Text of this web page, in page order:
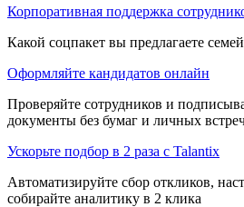
Корпоративная поддержка
Какой соцпакет вы предлагаете
Оформляйте кандидатов онлайн
Проверяйте сотрудников и
документы без бумаг и личных
Ускорьте подбор в 2 раза с Talantix
Автоматизируйте сбор откликов,
собирайте аналитику в 2 клика